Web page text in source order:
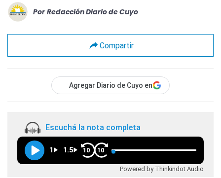
Por Redacción Diario de Cuyo
Compartir
Agregar Diario de Cuyo en
Escuchá la nota completa
1 1.5 10 10
Powered by Thinkindot Audio